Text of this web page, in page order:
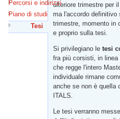
Percorsi e indirizzi
Piano di studi
Tesi (scheda attiva)
ulteriore trimestre per
ma l'accordo definitivo
trimestre, momento in
e proprio sulla tesi.
Si privilegiano le tesi
fra più corsisti, in
che regge l'intero
individuale rimane
anche se non è quella
ITALS.
Le tesi verranno